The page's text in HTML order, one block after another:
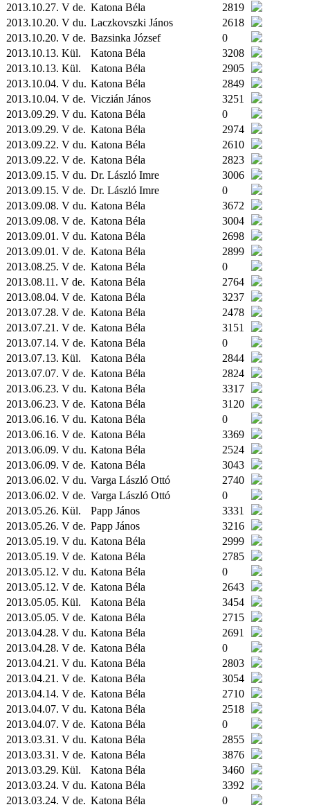
2013.10.27. V de. Katona Béla
2819
2013.10.20. V du. Laczkovszki János
2618
2013.10.20. V de. Bazsinka József
0
2013.10.13. Kül. Katona Béla
3208
2013.10.13. Kül. Katona Béla
2905
2013.10.04. V du. Katona Béla
2849
2013.10.04. V de. Viczián János
3251
2013.09.29. V du. Katona Béla
0
2013.09.29. V de. Katona Béla
2974
2013.09.22. V du. Katona Béla
2610
2013.09.22. V de. Katona Béla
2823
2013.09.15. V du. Dr. László Imre
3006
2013.09.15. V de. Dr. László Imre
0
2013.09.08. V du. Katona Béla
3672
2013.09.08. V de. Katona Béla
3004
2013.09.01. V du. Katona Béla
2698
2013.09.01. V de. Katona Béla
2899
2013.08.25. V de. Katona Béla
0
2013.08.11. V de. Katona Béla
2764
2013.08.04. V de. Katona Béla
3237
2013.07.28. V de. Katona Béla
2478
2013.07.21. V de. Katona Béla
3151
2013.07.14. V de. Katona Béla
0
2013.07.13. Kül. Katona Béla
2844
2013.07.07. V de. Katona Béla
2824
2013.06.23. V du. Katona Béla
3317
2013.06.23. V de. Katona Béla
3120
2013.06.16. V du. Katona Béla
0
2013.06.16. V de. Katona Béla
3369
2013.06.09. V du. Katona Béla
2524
2013.06.09. V de. Katona Béla
3043
2013.06.02. V du. Varga László Ottó
2740
2013.06.02. V de. Varga László Ottó
0
2013.05.26. Kül. Papp János
3331
2013.05.26. V de. Papp János
3216
2013.05.19. V du. Katona Béla
2999
2013.05.19. V de. Katona Béla
2785
2013.05.12. V du. Katona Béla
0
2013.05.12. V de. Katona Béla
2643
2013.05.05. Kül. Katona Béla
3454
2013.05.05. V de. Katona Béla
2715
2013.04.28. V du. Katona Béla
2691
2013.04.28. V de. Katona Béla
0
2013.04.21. V du. Katona Béla
2803
2013.04.21. V de. Katona Béla
3054
2013.04.14. V de. Katona Béla
2710
2013.04.07. V du. Katona Béla
2518
2013.04.07. V de. Katona Béla
0
2013.03.31. V du. Katona Béla
2855
2013.03.31. V de. Katona Béla
3876
2013.03.29. Kül. Katona Béla
3460
2013.03.24. V du. Katona Béla
3392
2013.03.24. V de. Katona Béla
0